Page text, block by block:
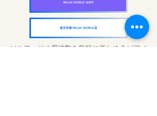
RELAX WORLD SHOP
楽天市場 RELAX WORLD店
ソルフェジオ周波数を気軽に楽しめるピアノ